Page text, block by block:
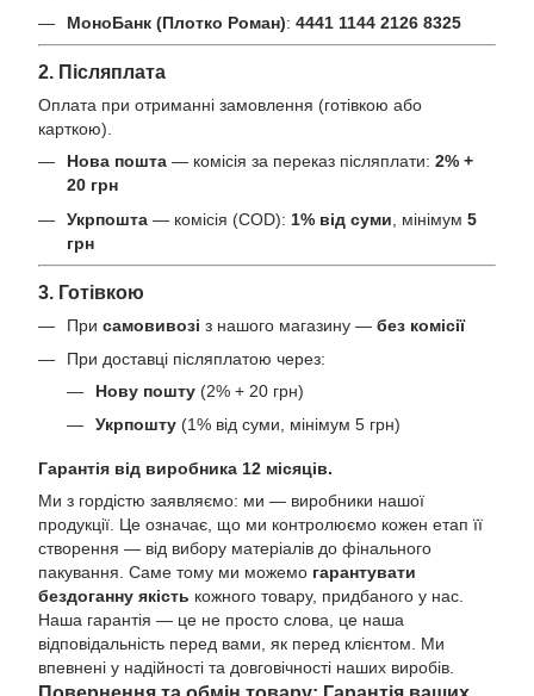
МоноБанк (Плотко Роман): 4441 1144 2126 8325
2. Післяплата
Оплата при отриманні замовлення (готівкою або
карткою).
Нова пошта — комісія за переказ післяплати: 2% +
20 грн
Укрпошта — комісія (COD): 1% від суми , мінімум 5
грн
3. Готівкою
При самовивозі з нашого магазину — без комісії
При доставці післяплатою через:
Нову пошту (2% + 20 грн)
Укрпошту (1% від суми, мінімум 5 грн)
Гарантія від виробника 12 місяців.
Ми з гордістю заявляємо: ми — виробники нашої
продукції. Це означає, що ми контролюємо кожен етап її
створення — від вибору матеріалів до фінального
пакування. Саме тому ми можемо гарантувати
бездоганну якість кожного товару, придбаного у нас.
Наша гарантія — це не просто слова, це наша
відповідальність перед вами, як перед клієнтом. Ми
впевнені у надійності та довговічності наших виробів.